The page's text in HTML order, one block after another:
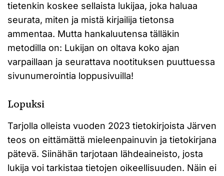
tietenkin koskee sellaista lukijaa, joka haluaa
seurata, miten ja mistä kirjailija tietonsa
ammentaa. Mutta hankaluutensa tälläkin
metodilla on: Lukijan on oltava koko ajan
varpaillaan ja seurattava nootituksen puuttuessa
sivunumerointia loppusivuilla!
Lopuksi
Tarjolla olleista vuoden 2023 tietokirjoista Järven
teos on eittämättä mieleenpainuvin ja tietokirjana
pätevä. Siinähän tarjotaan lähdeaineisto, josta
lukija voi tarkistaa tietojen oikeellisuuden. Näin ei